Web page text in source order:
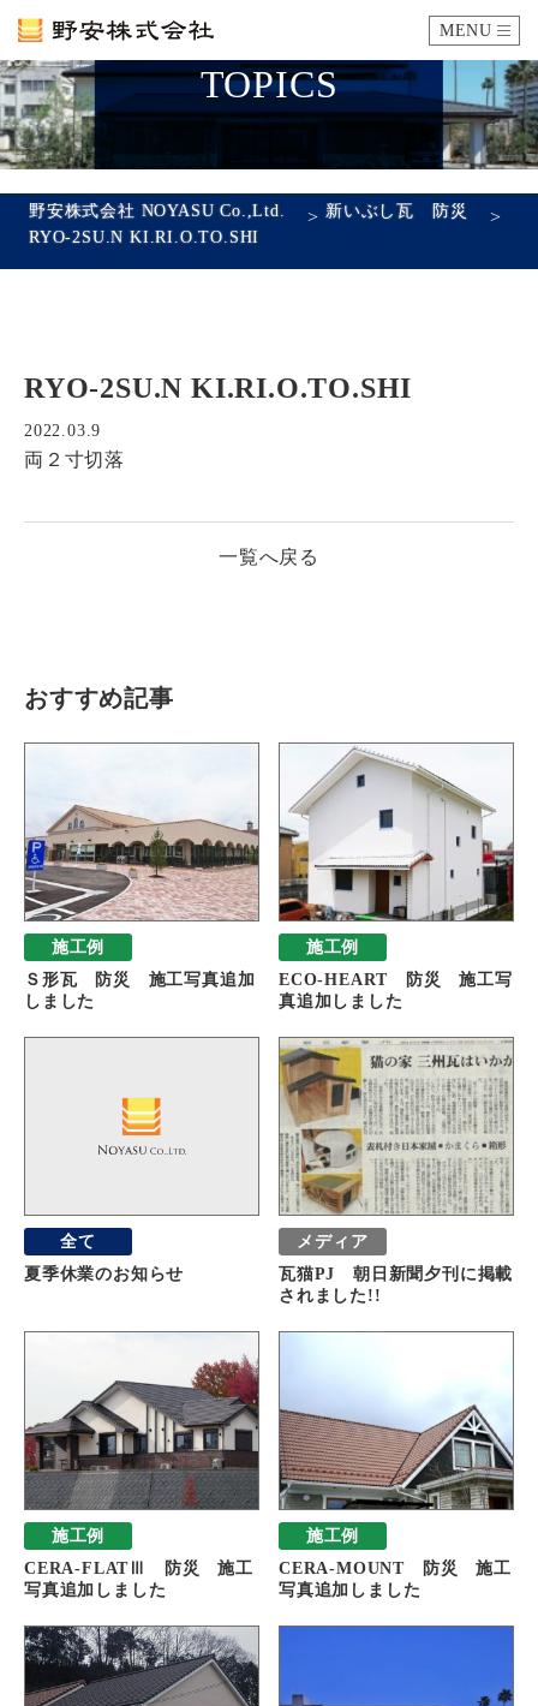
MENU
カタログ
企業情報
会社概要
サイトマップ
TOPICS
野安株式会社 NOYASU Co.,Ltd. >新いぶし瓦 防災 >
RYO-2SU.N KI.RI.O.TO.SHI
RYO-2SU.N KI.RI.O.TO.SHI
2022.03.9
両２寸切落
一覧へ戻る
おすすめ記事
施工例
Ｓ形瓦 防災 施工写真追加
しました
施工例
ECO-HEART 防災 施工写
真追加しました
全て
夏季休業のお知らせ
メディア
瓦猫PJ 朝日新聞夕刊に掲載
されました!!
施工例
CERA-FLATⅢ 防災 施工
写真追加しました
施工例
CERA-MOUNT 防災 施工
写真追加しました